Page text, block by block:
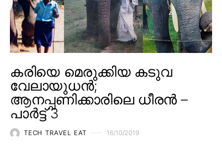
കരിയെ മെരുക്കിയ കടുവ
വേലായുധൻ;
ആനപ്പണിക്കാരിലെ ധീരൻ –
പാർട്ട് 3
TECH TRAVEL EAT 16/10/2019